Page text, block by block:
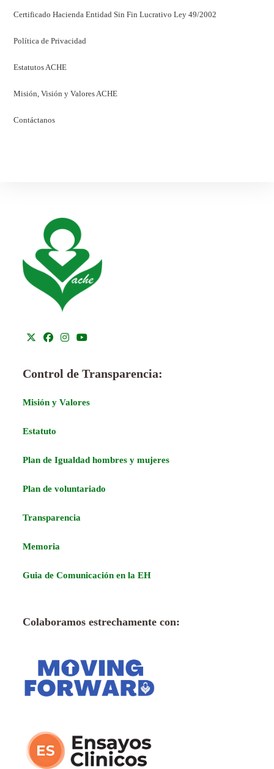
Certificado Hacienda Entidad Sin Fin Lucrativo Ley 49/2002
Política de Privacidad
Estatutos ACHE
Misión, Visión y Valores ACHE
Contáctanos
Control de Transparencia:
Misión y Valores
Estatuto
Plan de Igualdad hombres y mujeres
Plan de voluntariado
Transparencia
Memoria
Guia de Comunicación en la EH
Colaboramos estrechamente con: